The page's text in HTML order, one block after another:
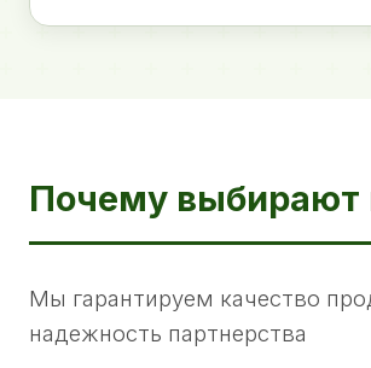
Почему выбирают
Мы гарантируем качество
надежность партнерства